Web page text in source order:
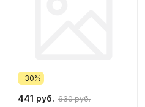
-30%
441 руб. 630 руб.